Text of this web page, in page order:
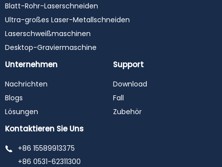
Blatt-Rohr-Laserschneiden
Ultra-großes Laser-Metallschneiden
Laserschweißmaschinen
Desktop-Graviermaschine
Unternehmen
Nachrichten
Blogs
Lösungen
Support
Download
Fall
Zubehör
Kontaktieren Sie Uns
+86 15589913375
+86 0531-62311300